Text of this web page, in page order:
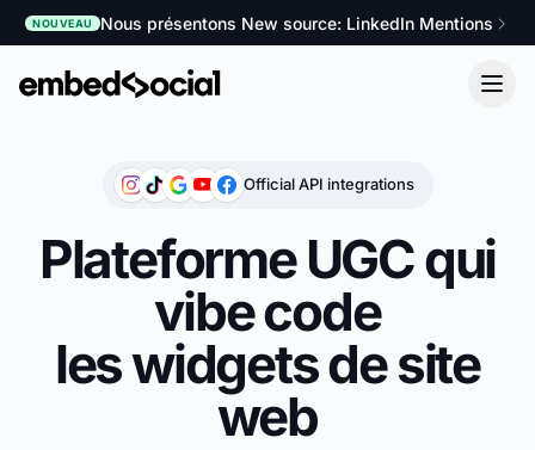
NOUVEAU Nous présentons New source: LinkedIn Mentions
Official API integrations
Plateforme UGC qui
vibe code
les widgets de site
web